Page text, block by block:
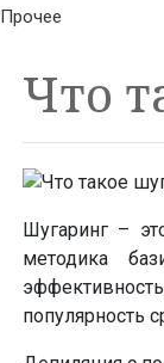
Прочее
Что
Шугаринг –
методика
популярность